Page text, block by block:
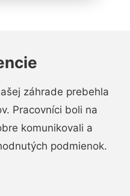
záhrade prebehla
Pracovníci boli na
komunikovali a
podmienok.